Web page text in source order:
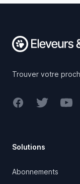
Trouver votre
FacebookTwitter
Solutions
Abonnements